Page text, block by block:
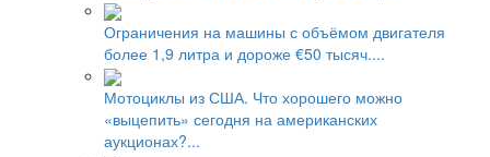
Ограничения на машины с объёмом двигателя
более 1,9 литра и дороже €50 тысяч....
Мотоциклы из США. Что хорошего можно
«выцепить» сегодня на американских
аукционах?...